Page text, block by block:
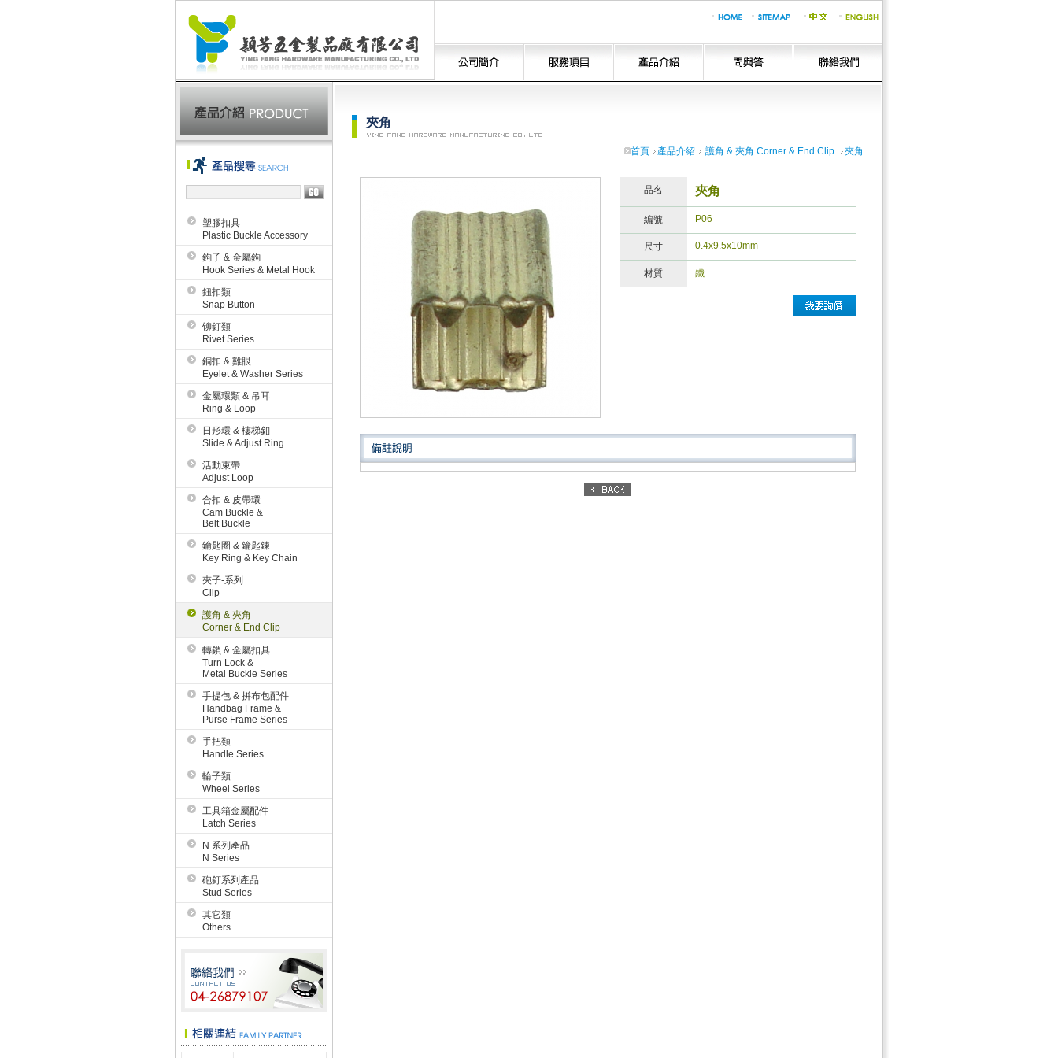
塑膠扣具
Plastic Buckle Accessory
鉤子 & 金屬鉤
Hook Series & Metal Hook
鈕扣類
Snap Button
铆釘類
Rivet Series
銅扣 & 雞眼
Eyelet & Washer Series
金屬環類 & 吊耳
Ring & Loop
日形環 & 樓梯釦
Slide & Adjust Ring
活動束帶
Adjust Loop
合扣 & 皮帶環
Cam Buckle &
Belt Buckle
鑰匙圈 & 鑰匙鍊
Key Ring & Key Chain
夾子-系列
Clip
護角 & 夾角
Corner & End Clip
轉鎖 & 金屬扣具
Turn Lock &
Metal Buckle Series
手提包 & 拼布包配件
Handbag Frame &
Purse Frame Series
手把類
Handle Series
輪子類
Wheel Series
工具箱金屬配件
Latch Series
N 系列產品
N Series
砲釘系列產品
Stud Series
其它類
Others
夾角
首頁 產品介紹 護角 & 夾角 Corner & End Clip 夾角
品名 夾角
編號 P06
尺寸 0.4x9.5x10mm
材質 鐵